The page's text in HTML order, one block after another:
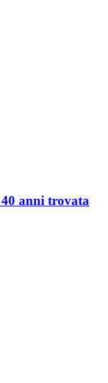
anni trovata